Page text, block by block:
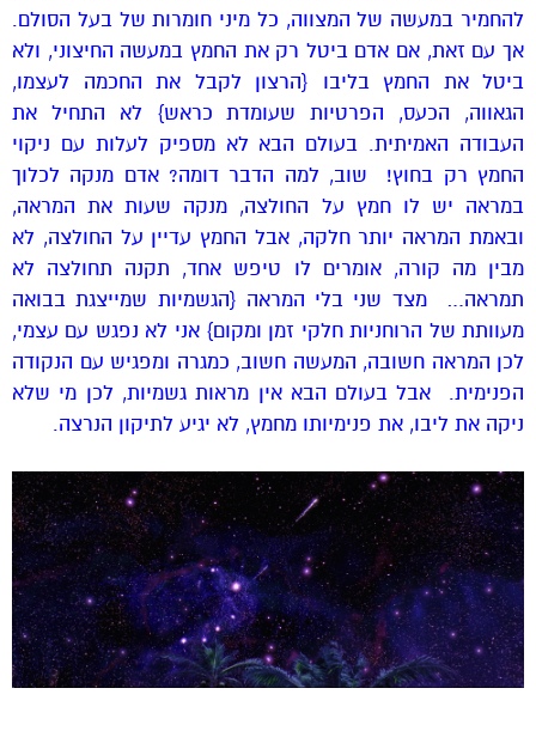
להחמיר במעשה של המצווה, כל מיני חומרות של בעל הסולם.
אך עם זאת, אם אדם ביטל רק את החמץ במעשה החיצוני, ולא
ביטל את החמץ בליבו {הרצון לקבל את החכמה לעצמו,
הגאווה, הכעס, הפרטיות שעומדת כראש} לא התחיל את
העבודה האמיתית. בעולם הבא לא מספיק לעלות עם ניקוי
החמץ רק בחוץ! שוב, למה הדבר דומה? אדם מנקה לכלוך
במראה יש לו חמץ על החולצה, מנקה שעות את המראה,
ובאמת המראה יותר חלקה, אבל החמץ עדיין על החולצה, לא
מבין מה קורה, אומרים לו טיפש אחד, תקנה תחולצה לא
תמראה… מצד שני בלי המראה {הגשמיות שמייצגת בבואה
מעוותת של הרוחניות חלקי זמן ומקום} אני לא נפגש עם עצמי,
לכן המראה חשובה, המעשה חשוב, כמגרה ומפגיש עם הנקודה
הפנימית. אבל בעולם הבא אין מראות גשמיות, לכן מי שלא
ניקה את ליבו, את פנימיותו מחמץ, לא יגיע לתיקון הנרצה.